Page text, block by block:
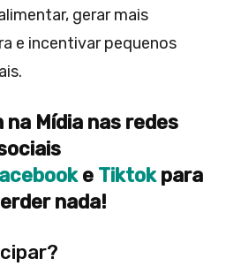
gerar mais
e incentivar pequenos
na Mídia nas redes
e Tiktokpara
nada!